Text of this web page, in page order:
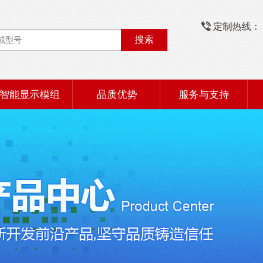
搜索
定制热线：
智能显示模组 品质优势 服务与支持